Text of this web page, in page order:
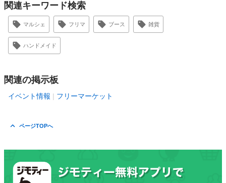
関連キーワード検索
マルシェ フリマ ブース 雑貨
ハンドメイド
関連の掲示板
イベント情報 フリーマーケット
ページTOPへ